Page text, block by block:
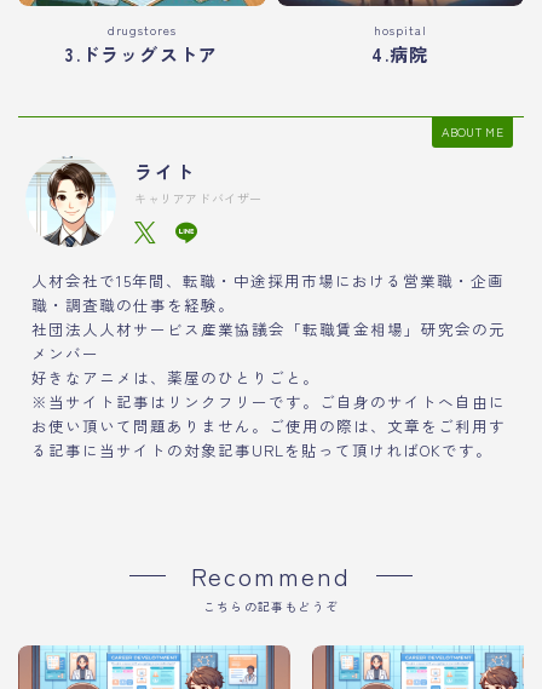
drugstores
3.ドラッグストア
hospital
4.病院
ABOUT ME
ライト
キャリアアドバイザー
人材会社で15年間、転職・中途採用市場における営業職・企画
職・調査職の仕事を経験。
社団法人人材サービス産業協議会「転職賃金相場」研究会の元
メンバー
好きなアニメは、薬屋のひとりごと。
※当サイト記事はリンクフリーです。ご自身のサイトへ自由に
お使い頂いて問題ありません。ご使用の際は、文章をご利用す
る記事に当サイトの対象記事URLを貼って頂ければOKです。
Recommend
こちらの記事もどうぞ